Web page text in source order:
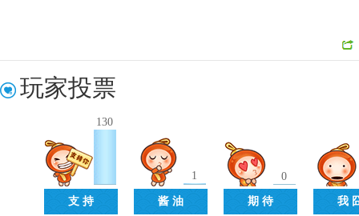
玩家投票
130
支 持
1
酱 油
0
期 待 我